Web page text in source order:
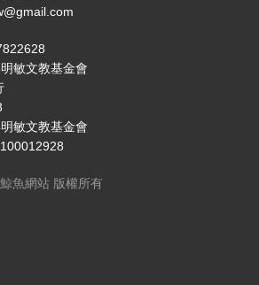
敏文教基金會
敏文教基金會
魚網站 版權所有